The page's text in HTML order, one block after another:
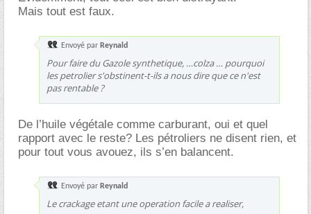
Mais tout est faux.
Envoyé par Reynald
Pour faire du Gazole synthetique, …colza … pourquoi
les petrolier s'obstinent-t-ils a nous dire que ce n'est
pas rentable ?
De l’huile végétale comme carburant, oui et quel
rapport avec le reste? Les pétroliers ne disent rien, et
pour tout vous avouez, ils s’en balancent.
Envoyé par Reynald
Le crackage etant une operation facile a realiser,